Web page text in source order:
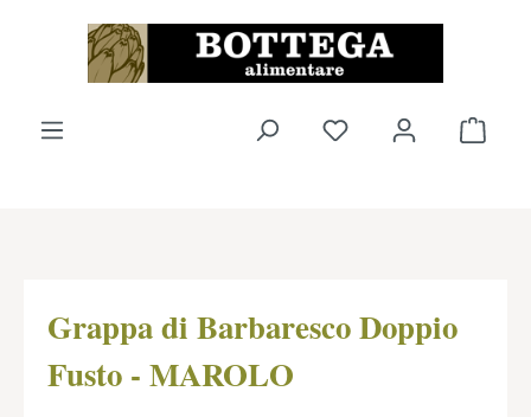
Passer au contenu principal
Vous avez 0 Le
Grappa di Barbaresco Doppio
Fusto - MAROLO